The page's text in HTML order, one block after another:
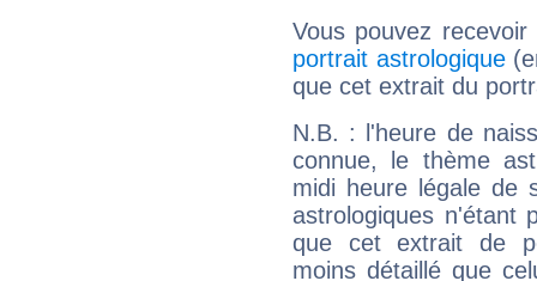
Vous pouvez
portrait astrologique
que cet extrait du
N.B. : l'heure de
connue, le thème
midi heure légale de
astrologiques n'étant
que cet extrait de
moins détaillé que